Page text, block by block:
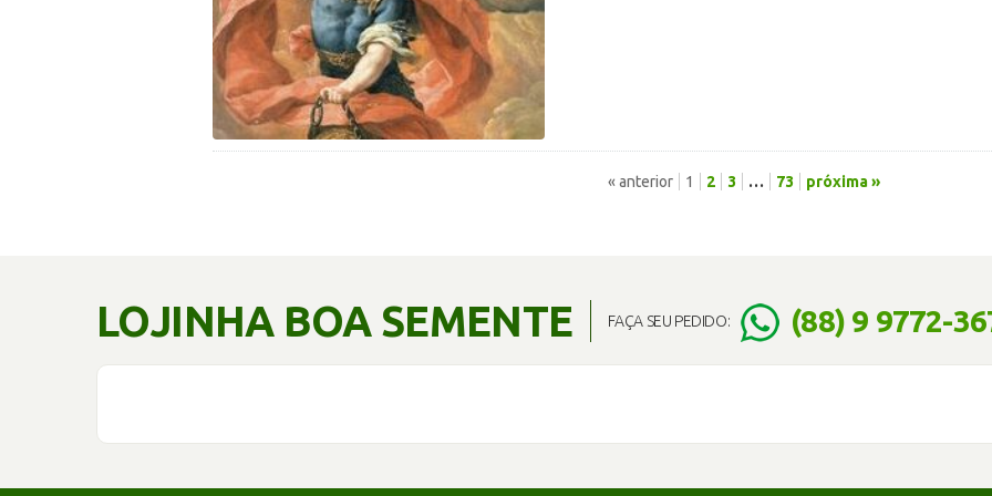
« anterior 1 2 3 … 73 próxima »
LOJINHA BOA SEMENTE FAÇA SEU PEDIDO: (88) 9 9772-